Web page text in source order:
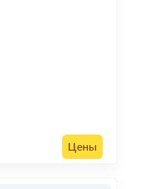
Цены